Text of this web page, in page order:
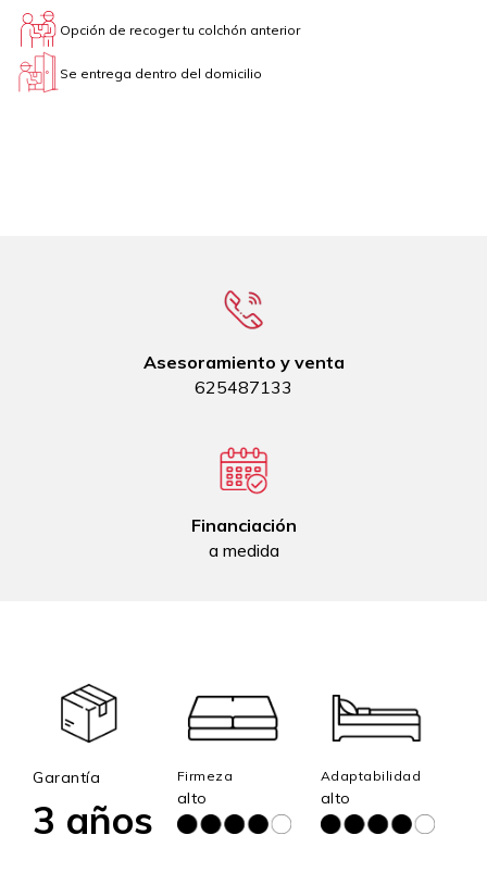
Opción de recoger tu colchón anterior
Se entrega dentro del domicilio
Asesoramiento y venta
625487133
Financiación
a medida
Garantía
3 años
Firmeza
alto
Adaptabilidad
alto